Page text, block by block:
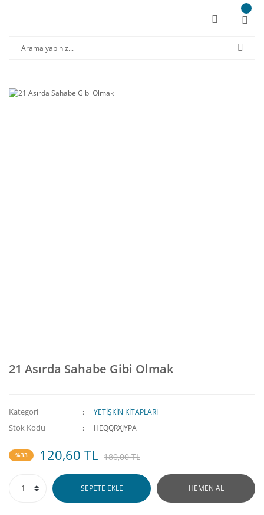
21 Asırda Sahabe Gibi Olmak
Kategori YETİŞKİN KİTAPLARI
Stok Kodu HEQQRXJYPA
%33 120,60 TL 180,00 TL
SEPETE EKLE HEMEN AL